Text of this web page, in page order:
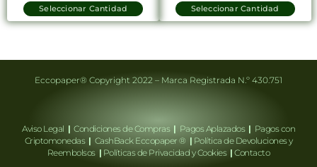
Seleccionar Cantidad Seleccionar Cantidad
Eccopaper® Copyright 2022 – Marca Registrada N.º 430.751
Aviso Legal | Condiciones de Compras | Pagos Aplazados | Pagos con
Criptomonedas | CashBack Eccopaper ® | Política de Devoluciones y
Reembolsos | Políticas de Privacidad y Cookies | Contacto